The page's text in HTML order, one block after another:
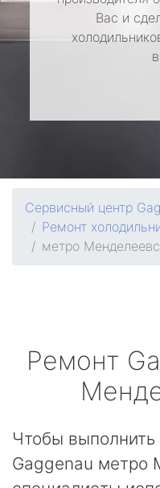
Вас и
Сервисный центр
Ремонт
метро
Ремонт
Чтобы
Gaggenau метро